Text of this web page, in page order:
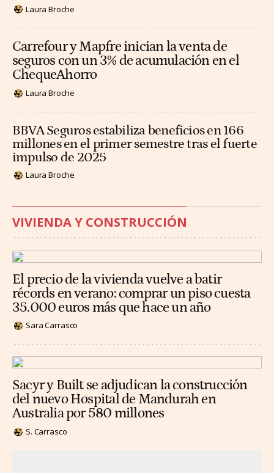
Laura Broche
Carrefour y Mapfre inician la venta de
seguros con un 3% de acumulación en el
ChequeAhorro
Laura Broche
BBVA Seguros estabiliza beneficios en 166
millones en el primer semestre tras el fuerte
impulso de 2025
Laura Broche
VIVIENDA Y CONSTRUCCIÓN
El precio de la vivienda vuelve a batir
récords en verano: comprar un piso cuesta
35.000 euros más que hace un año
Sara Carrasco
Sacyr y Built se adjudican la construcción
del nuevo Hospital de Mandurah en
Australia por 580 millones
S. Carrasco